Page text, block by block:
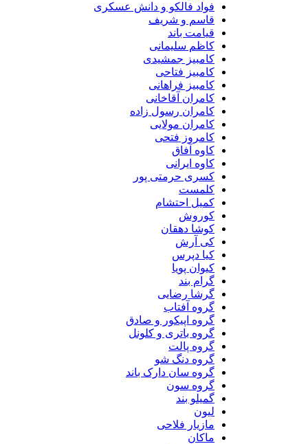
فواد فالکو و دانش عسکری
قاسم و شریف
قیامت باند
کاظم سلیمانی
کامبیز جمشیدی
کامبیز فتاحی
کامبیز فراهانی
کامران آقاخانی
کامران رسول زاده
کامران مولایی
کامروز فتحی
کاوه آفاق
کاوه ایرانی
کسری حرمتی پور
کلمست
کمیل احتشام
کوروش
کوشا دهقان
کی آرش
کیا دپرس
کیوان پویا
گرام بند
گرشا رضایی
گروه آفتاب
گروه اپیکور و صادق
گروه باتری و کلونل
گروه پالت
گروه دنگ شو
گروه سان دارک باند
گروه سون
گمیلو بند
مازیار فلاحی